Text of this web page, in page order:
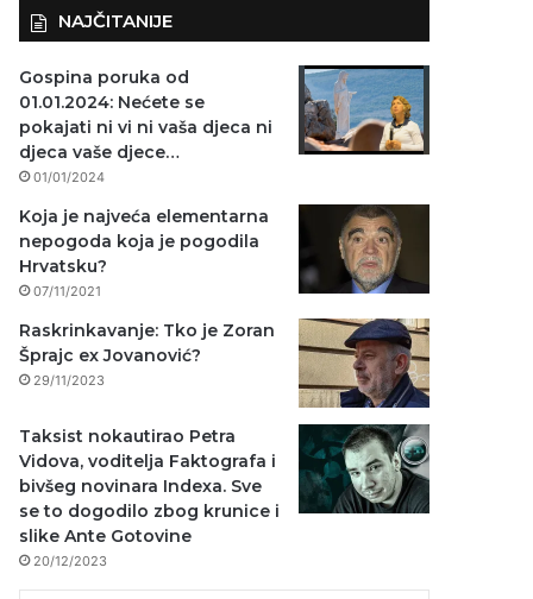
NAJČITANIJE
Gospina poruka od
01.01.2024: Nećete se
pokajati ni vi ni vaša djeca ni
djeca vaše djece…
01/01/2024
Koja je najveća elementarna
nepogoda koja je pogodila
Hrvatsku?
07/11/2021
Raskrinkavanje: Tko je Zoran
Šprajc ex Jovanović?
29/11/2023
Taksist nokautirao Petra
Vidova, voditelja Faktografa i
bivšeg novinara Indexa. Sve
se to dogodilo zbog krunice i
slike Ante Gotovine
20/12/2023